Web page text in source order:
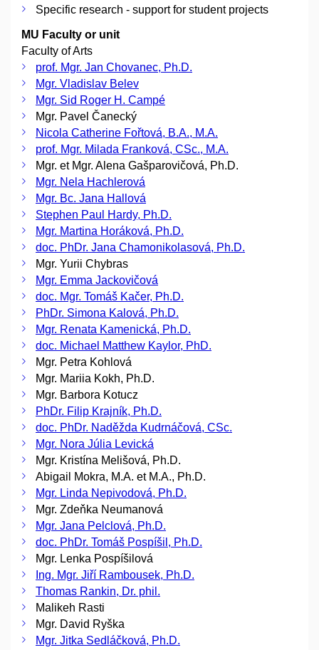
Specific research - support for student projects
MU Faculty or unit
Faculty of Arts
prof. Mgr. Jan Chovanec, Ph.D.
Mgr. Vladislav Belev
Mgr. Sid Roger H. Campé
Mgr. Pavel Čanecký
Nicola Catherine Fořtová, B.A., M.A.
prof. Mgr. Milada Franková, CSc., M.A.
Mgr. et Mgr. Alena Gašparovičová, Ph.D.
Mgr. Nela Hachlerová
Mgr. Bc. Jana Hallová
Stephen Paul Hardy, Ph.D.
Mgr. Martina Horáková, Ph.D.
doc. PhDr. Jana Chamonikolasová, Ph.D.
Mgr. Yurii Chybras
Mgr. Emma Jackovičová
doc. Mgr. Tomáš Kačer, Ph.D.
PhDr. Simona Kalová, Ph.D.
Mgr. Renata Kamenická, Ph.D.
doc. Michael Matthew Kaylor, PhD.
Mgr. Petra Kohlová
Mgr. Mariia Kokh, Ph.D.
Mgr. Barbora Kotucz
PhDr. Filip Krajník, Ph.D.
doc. PhDr. Naděžda Kudrnáčová, CSc.
Mgr. Nora Júlia Levická
Mgr. Kristína Melišová, Ph.D.
Abigail Mokra, M.A. et M.A., Ph.D.
Mgr. Linda Nepivodová, Ph.D.
Mgr. Zdeňka Neumanová
Mgr. Jana Pelclová, Ph.D.
doc. PhDr. Tomáš Pospíšil, Ph.D.
Mgr. Lenka Pospíšilová
Ing. Mgr. Jiří Rambousek, Ph.D.
Thomas Rankin, Dr. phil.
Malikeh Rasti
Mgr. David Ryška
Mgr. Jitka Sedláčková, Ph.D.